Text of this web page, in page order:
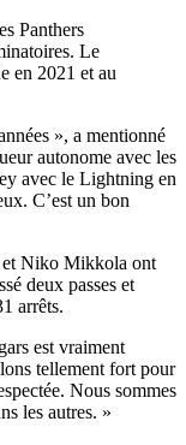
Panthers
Le
en 2021 et au
», a mentionné
autonome avec les
avec le Lightning en
C’est un bon
et Niko Mikkola ont
deux passes et
arrêts.
est vraiment
tellement fort pour
Nous sommes
les autres. »